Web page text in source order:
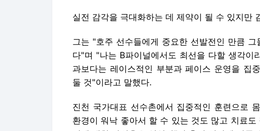
환경이 워낙 좋아서 할 수 있는 것도 많고 치료
경에 대한 아쉬움은 없었다"며 훈련 성과에 만족
특히 김우민은 이번 호주 전지훈련에서 주 종목
김우민은 2023년 제주 한라배 전국수영대회 배